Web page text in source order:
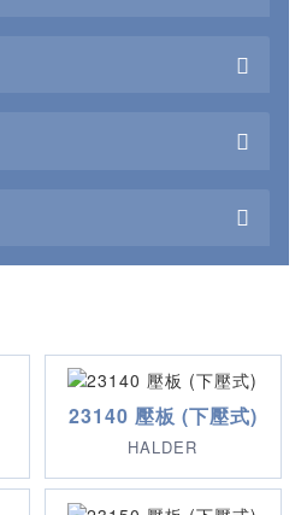
23140 壓板 (下壓式)
HALDER